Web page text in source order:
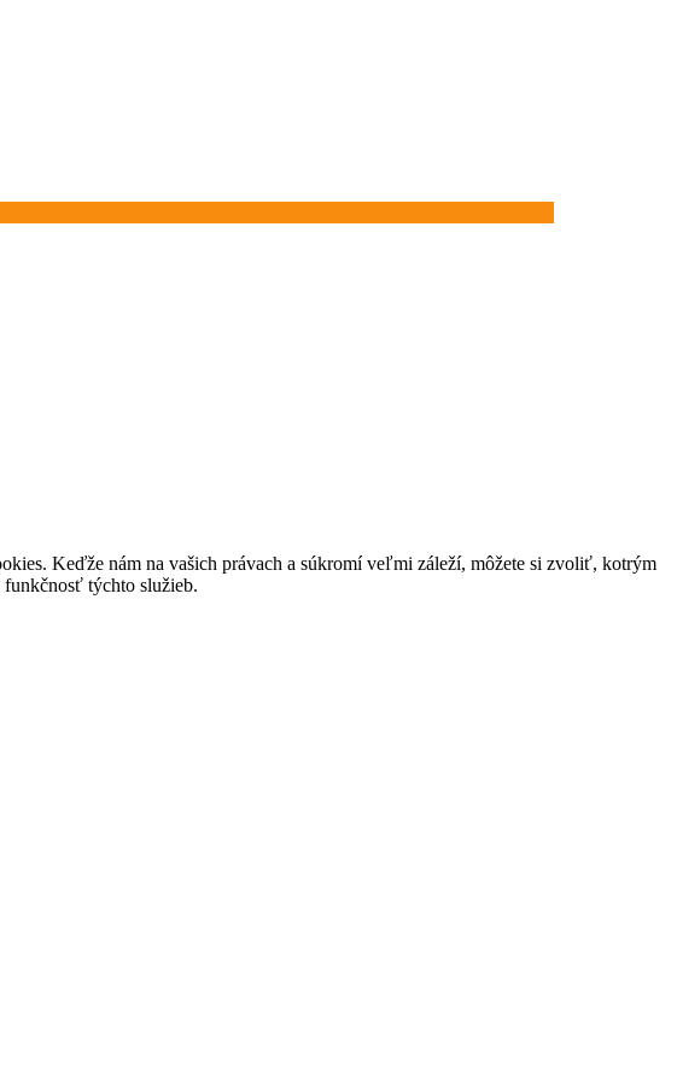
Keďže nám na vašich právach a súkromí veľmi záleží, môžete si zvoliť, kotrým
týchto služieb.